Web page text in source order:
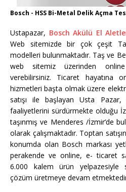
Bosch - HSS Bi-Metal Delik Açma
Ustapazar, Bosch Akülü El
Web sitemizde bir çok çeşit
modelleri bulunmaktadır. Taş ve
web sitemiz üzerinden
verebilirsiniz. Ticaret hayatına
hizmetleri başta olmak üzere
satışı ile başlayan Usta
faaliyetlerini sürdürmekte olduğu
taşınmış ve Menderes /İzmir’de
olarak çalışmaktadır. Toptan
konumda olan Bosch markası
perakende ve online, e- ticaret
6.000 kalem ürün yelpazesiyle
çözüm üretmeye devam